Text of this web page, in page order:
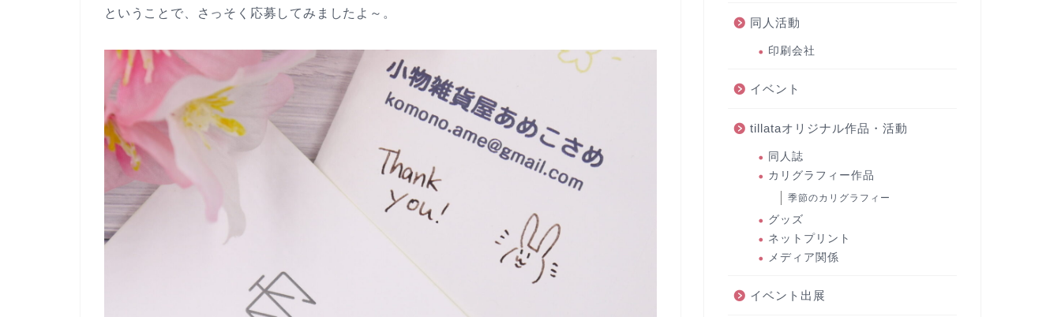
ということで、さっそく応募してみましたよ～。
同人活動
印刷会社
イベント
tillataオリジナル作品・活動
同人誌
カリグラフィー作品
季節のカリグラフィー
グッズ
ネットプリント
メディア関係
イベント出展